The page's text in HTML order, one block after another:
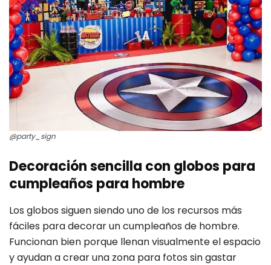
@party_sign
Decoración sencilla con globos para
cumpleaños para hombre
Los globos siguen siendo uno de los recursos más
fáciles para decorar un cumpleaños de hombre.
Funcionan bien porque llenan visualmente el espacio
y ayudan a crear una zona para fotos sin gastar